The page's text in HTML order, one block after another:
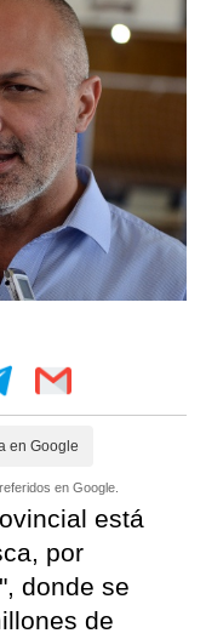
en Google
en Google.
está
por
donde se
de